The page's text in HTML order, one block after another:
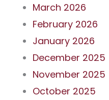
March 2026
February 2026
January 2026
December 2025
November 2025
October 2025